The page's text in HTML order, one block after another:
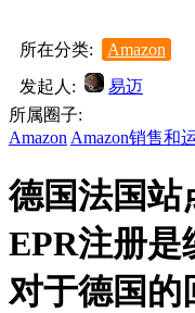
所在分类:
Amazon
发起人:
易迈
所属圈子:
Amazon Amazon销售和
德国法国站
EPR注册是
对于德国的